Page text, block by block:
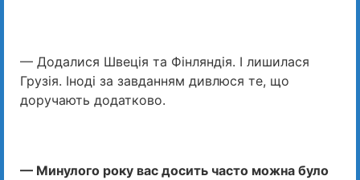
— Додалися Швеція та Фінляндія. І лишилася
Грузія. Іноді за завданням дивлюся те, що
доручають додатково.
— Минулого року вас досить часто можна було